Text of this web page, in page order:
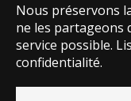
Nous préservons
ne les partageons
service possible.
confidentialité.